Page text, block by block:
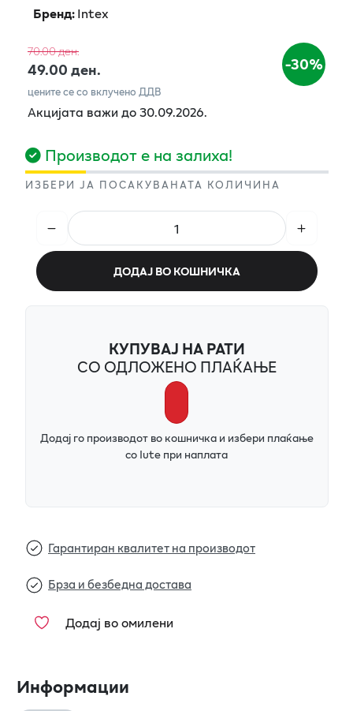
Бренд:Intex
70.00 ден.
49.00 ден. -30%
цените се со вклучено ДДВ
Акцијата важи до 30.09.2026.
Производот е на залиха!
ИЗБЕРИ ЈА ПОСАКУВАНАТА КОЛИЧИНА
ДОДАЈ ВО КОШНИЧКА
КУПУВАЈ НА РАТИ
СО ОДЛОЖЕНО ПЛАЌАЊЕ
Додај го производот во кошничка и избери плаќање
со Iute при наплата
Гарантиран квалитет на производот
Брза и безбедна достава
Додај во омилени
Информации